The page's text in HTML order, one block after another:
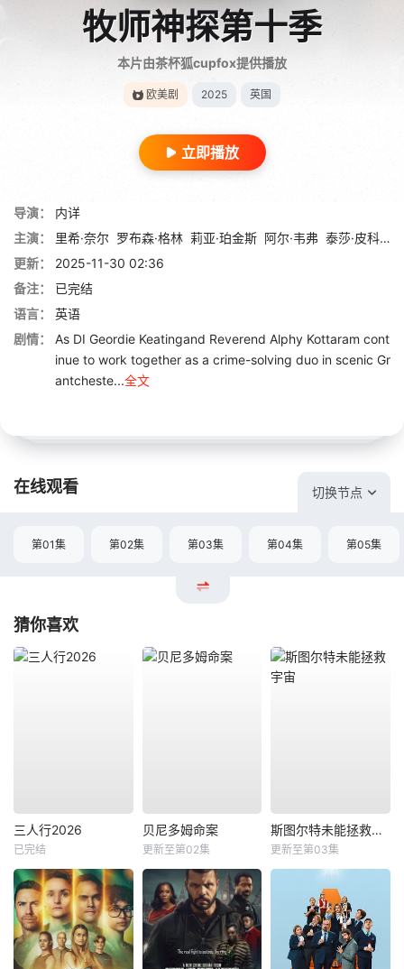
牧师神探第十季
本片由茶杯狐cupfox提供播放
欧美剧 2025 英国
立即播放
导演：
内详
主演：
里希·奈尔 罗布森·格林 莉亚·珀金斯 阿尔·韦弗 泰莎·皮科-琼斯
更新：
2025-11-30 02:36
备注：
已完结
语言：
英语
剧情：
As DI Geordie Keatingand Reverend Alphy Kottaram cont
inue to work together as a crime-solving duo in scenic Gr
antcheste...全文
在线观看 切换节点
第01集 第02集 第03集 第04集 第05集
猜你喜欢
三人行2026
已完结
贝尼多姆命案
更新至第02集
斯图尔特未能拯救宇宙
更新至第03集